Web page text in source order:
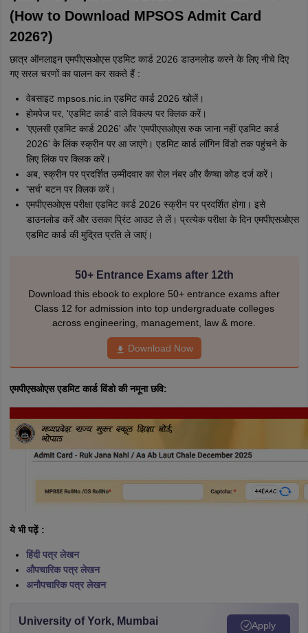
(How to Download MPSOS Admit Card
2026?)
छात्र ऑनलाइन एमपीएसओएस एडमिट कार्ड 2026 डाउनलोड करने के लिए नीचे दिए
गए सरल चरणों का पालन कर सकते हैं :
वेबसाइट mpsos.nic.in एडमिट कार्ड 2026 खोलें।
होमपेज पर, 'एडमिट कार्ड' वाले विकल्प पर क्लिक करें।
'एएलसी एडमिट कार्ड 2026' और 'एमपीएसओएस रुक जाना नहीं एडमिट कार्ड
2026' के लिंक स्क्रीन पर आ जाएंगे। एडमिट कार्ड लॉगिन विंडो तक पहुंचने के
लिए लिंक पर क्लिक करें।
अब, स्क्रीन पर प्रदर्शित उम्मीदवार का रोल नंबर और कैप्चा कोड दर्ज करें।
'सर्च' बटन पर क्लिक करें।
एमपीएसओएस परीक्षा एडमिट कार्ड 2026 स्क्रीन पर प्रदर्शित होगा। इसे
डाउनलोड करें और उसका प्रिंट आउट ले लें। प्रत्येक परीक्षा के दिन एमपीएसओएस
एडमिट कार्ड की मुद्रित प्रति ले जाएं।
50+ Entrance Exams after 12th
Download this ebook to explore 50+ entrance exams after
Class 12 for admission into top undergraduate colleges
across engineering, management, law & more.
Download Now
एमपीएसओएस एडमिट कार्ड विंडो की नमूना छवि:
ये भी पढ़ें :
हिंदी पत्र लेखन
औपचारिक पत्र लेखन
अनौपचारिक पत्र लेखन
University of York, Mumbai Apply